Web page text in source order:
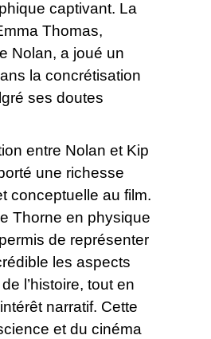
captivant. La
Thomas,
Nolan, a joué un
la concrétisation
ses doutes
entre Nolan et Kip
une richesse
conceptuelle au film.
Thorne en physique
de représenter
les aspects
l’histoire, tout en
narratif. Cette
et du cinéma